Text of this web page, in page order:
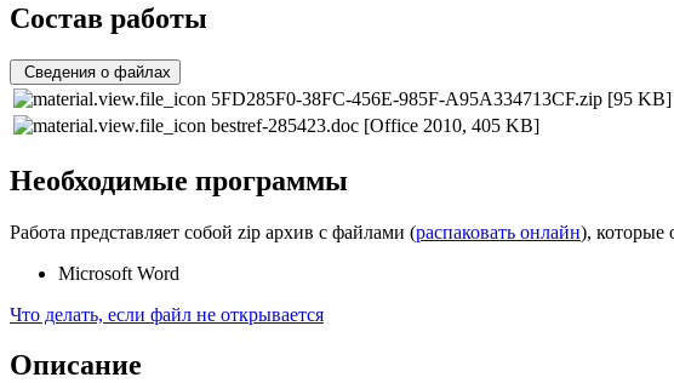
Состав работы
Сведения о файлах
5FD285F0-38FC-456E-985F-A95A334713CF.zip [95 KB]
bestref-285423.doc [Office 2010, 405 KB]
Необходимые программы
Работа представляет собой zip архив с файлами (распаковать онлайн), которые
Microsoft Word
Что делать, если файл не открывается
Описание